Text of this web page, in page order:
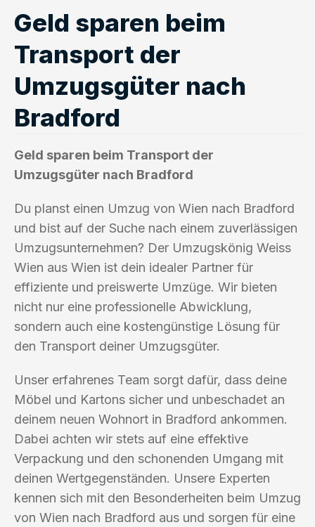
Geld sparen beim
Transport der
Umzugsgüter nach
Bradford
Geld sparen beim Transport der
Umzugsgüter nach Bradford
Du planst einen Umzug von Wien nach Bradford
und bist auf der Suche nach einem zuverlässigen
Umzugsunternehmen? Der Umzugskönig Weiss
Wien aus Wien ist dein idealer Partner für
effiziente und preiswerte Umzüge. Wir bieten
nicht nur eine professionelle Abwicklung,
sondern auch eine kostengünstige Lösung für
den Transport deiner Umzugsgüter.
Unser erfahrenes Team sorgt dafür, dass deine
Möbel und Kartons sicher und unbeschadet an
deinem neuen Wohnort in Bradford ankommen.
Dabei achten wir stets auf eine effektive
Verpackung und den schonenden Umgang mit
deinen Wertgegenständen. Unsere Experten
kennen sich mit den Besonderheiten beim Umzug
von Wien nach Bradford aus und sorgen für eine